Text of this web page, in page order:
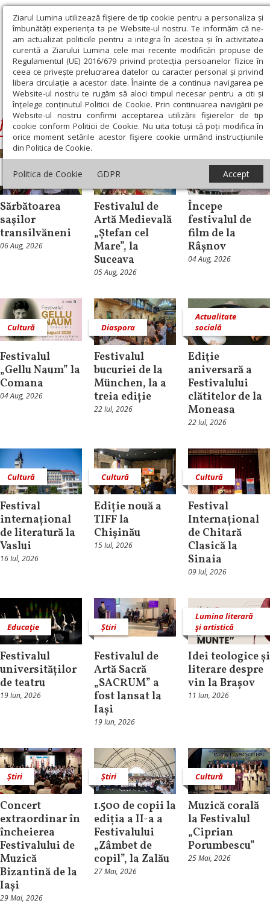
Ziarul Lumina utilizează fişiere de tip cookie pentru a personaliza și
îmbunătăți experiența ta pe Website-ul nostru. Te informăm că ne-
am actualizat politicile pentru a integra în acestea și în activitatea
curentă a Ziarului Lumina cele mai recente modificări propuse de
Regulamentul (UE) 2016/679 privind protecția persoanelor fizice în
ceea ce privește prelucrarea datelor cu caracter personal și privind
libera circulație a acestor date. Înainte de a continua navigarea pe
Website-ul nostru te rugăm să aloci timpul necesar pentru a citi și
înțelege conținutul Politicii de Cookie. Prin continuarea navigării pe
Website-ul nostru confirmi acceptarea utilizării fişierelor de tip
cookie conform Politicii de Cookie. Nu uita totuși că poți modifica în
orice moment setările acestor fişiere cookie urmând instrucțiunile
din Politica de Cookie.
Politica de Cookie GDPR Accept
Ziarul Lumina › festival
festival
socială
Sărbătoarea
saşilor
transilvăneni
06 Aug, 2026
Cultură
Festivalul de
Artă Medievală
„Ștefan cel
Mare”, la
Suceava
05 Aug, 2026
Începe
festivalul de
film de la
Râșnov
04 Aug, 2026
Cultură
Festivalul
„Gellu Naum” la
Comana
04 Aug, 2026
Diaspora
Festivalul
bucuriei de la
München, la a
treia ediție
22 Iul, 2026
Actualitate
socială
Ediţie
aniversară a
Festivalului
clătitelor de la
Moneasa
22 Iul, 2026
Cultură
Festival
internațional
de literatură la
Vaslui
16 Iul, 2026
Cultură
Ediție nouă a
TIFF la
Chișinău
15 Iul, 2026
Cultură
Festival
Internațional
de Chitară
Clasică la
Sinaia
09 Iul, 2026
Educaţie
Festivalul
universităților
de teatru
19 Iun, 2026
Știri
Festivalul de
Artă Sacră
„SACRUM” a
fost lansat la
Iași
19 Iun, 2026
Lumina literară
şi artistică
Idei teologice și
literare despre
vin la Brașov
11 Iun, 2026
Știri
Concert
extraordinar în
încheierea
Festivalului de
Muzică
Bizantină de la
Iași
29 Mai, 2026
Știri
1.500 de copii la
ediția a II-a a
Festivalului
„Zâmbet de
copil”, la Zalău
27 Mai, 2026
Cultură
Muzică corală
la Festivalul
„Ciprian
Porumbescu”
25 Mai, 2026